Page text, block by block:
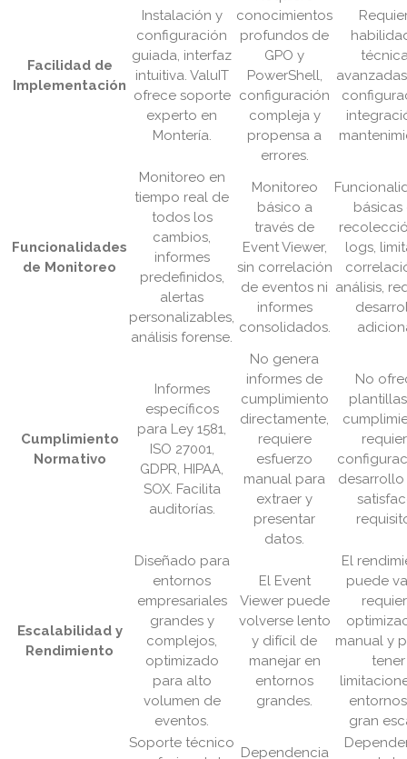
Facilidad de
Implementación
Instalación y
configuración
guiada, interfaz
intuitiva. ValuIT
ofrece soporte
experto en
Montería.
conocimientos
profundos de
GPO y
PowerShell,
configuración
compleja y
propensa a
errores.
Funcionalidades
de Monitoreo
Monitoreo en
tiempo real de
todos los
cambios,
informes
predefinidos,
alertas
personalizables,
análisis forense.
Monitoreo
básico a
través de
Event Viewer,
sin correlación
de eventos ni
informes
consolidados.
básicas
logs,
análisis,
Cumplimiento
Normativo
Informes
específicos
para Ley 1581,
ISO 27001,
GDPR, HIPAA,
SOX. Facilita
auditorías.
No genera
informes de
cumplimiento
directamente,
requiere
esfuerzo
manual para
extraer y
presentar
datos.
No
Escalabilidad y
Rendimiento
Diseñado para
entornos
empresariales
grandes y
complejos,
optimizado
para alto
volumen de
eventos.
El Event
Viewer puede
volverse lento
y difícil de
manejar en
entornos
grandes.
El
puede
manual y
tener
gran
Soporte técnico
Dependencia